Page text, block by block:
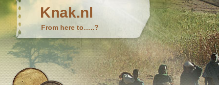
Knak.nl
From here to…..?